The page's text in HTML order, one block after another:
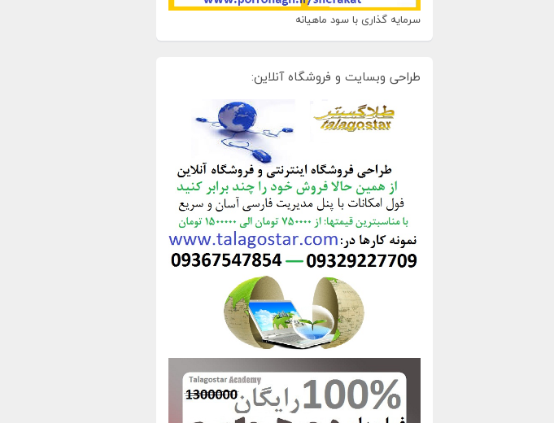
سرمایه گذاری با سود ماهیانه
طراحی وبسایت و فروشگاه آنلاین: